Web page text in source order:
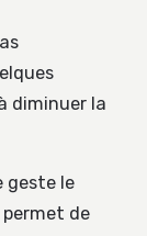
diminuer la
geste le
permet de